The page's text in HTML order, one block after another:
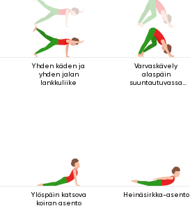
Yhden käden ja
yhden jalan
lankkuliike
Varvaskävely
alaspäin
suuntautuvassa
Ylöspäin katsova
koiran asento
Heinäsirkka-asento